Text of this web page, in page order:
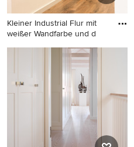
Kleiner Industrial Flur mit
weißer Wandfarbe und d
Kleiner Industrial Flur mit
weißer Wandfarbe und
dunklem Holzboden in
Barcelona